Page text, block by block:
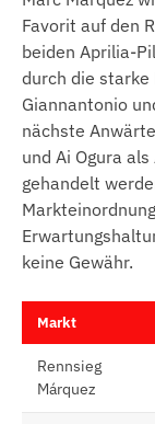
Favorit auf den
beiden Aprilia-
durch die starke
Giannantonio
nächste
und Ai Ogura
gehandelt
keine Gewähr.
Markt
Rennsieg
Márquez